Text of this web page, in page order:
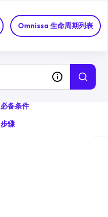
Omnissa 生命周期列表
必备条件
步骤